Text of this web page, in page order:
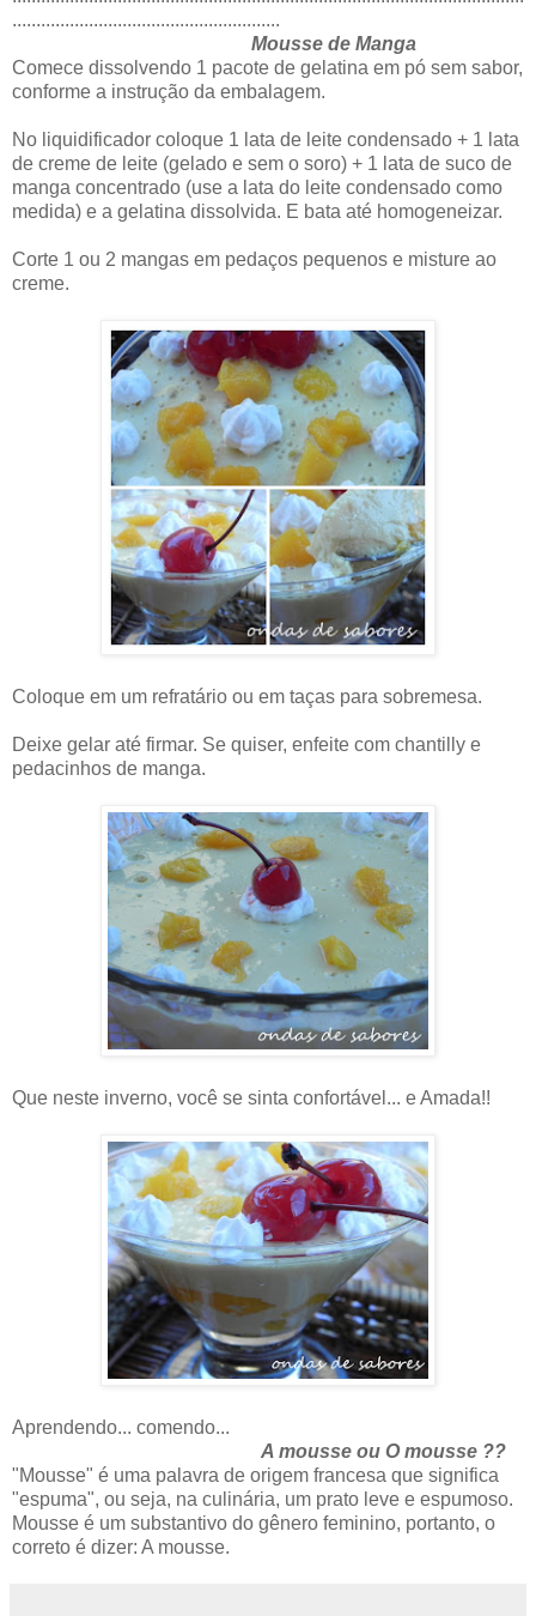
........................................................
Mousse de Manga
Comece dissolvendo 1 pacote de gelatina em pó sem sabor,
conforme a instrução da embalagem.
No liquidificador coloque 1 lata de leite condensado + 1 lata
de creme de leite (gelado e sem o soro) + 1 lata de suco de
manga concentrado (use a lata do leite condensado como
medida) e a gelatina dissolvida. E bata até homogeneizar.
Corte 1 ou 2 mangas em pedaços pequenos e misture ao
creme.
Coloque em um refratário ou em taças para sobremesa.
Deixe gelar até firmar. Se quiser, enfeite com chantilly e
pedacinhos de manga.
Que neste inverno, você se sinta confortável... e Amada!!
Aprendendo... comendo...
A mousse ou O mousse ??
"Mousse" é uma palavra de origem francesa que significa
"espuma", ou seja, na culinária, um prato leve e espumoso.
Mousse é um substantivo do gênero feminino, portanto, o
correto é dizer: A mousse.